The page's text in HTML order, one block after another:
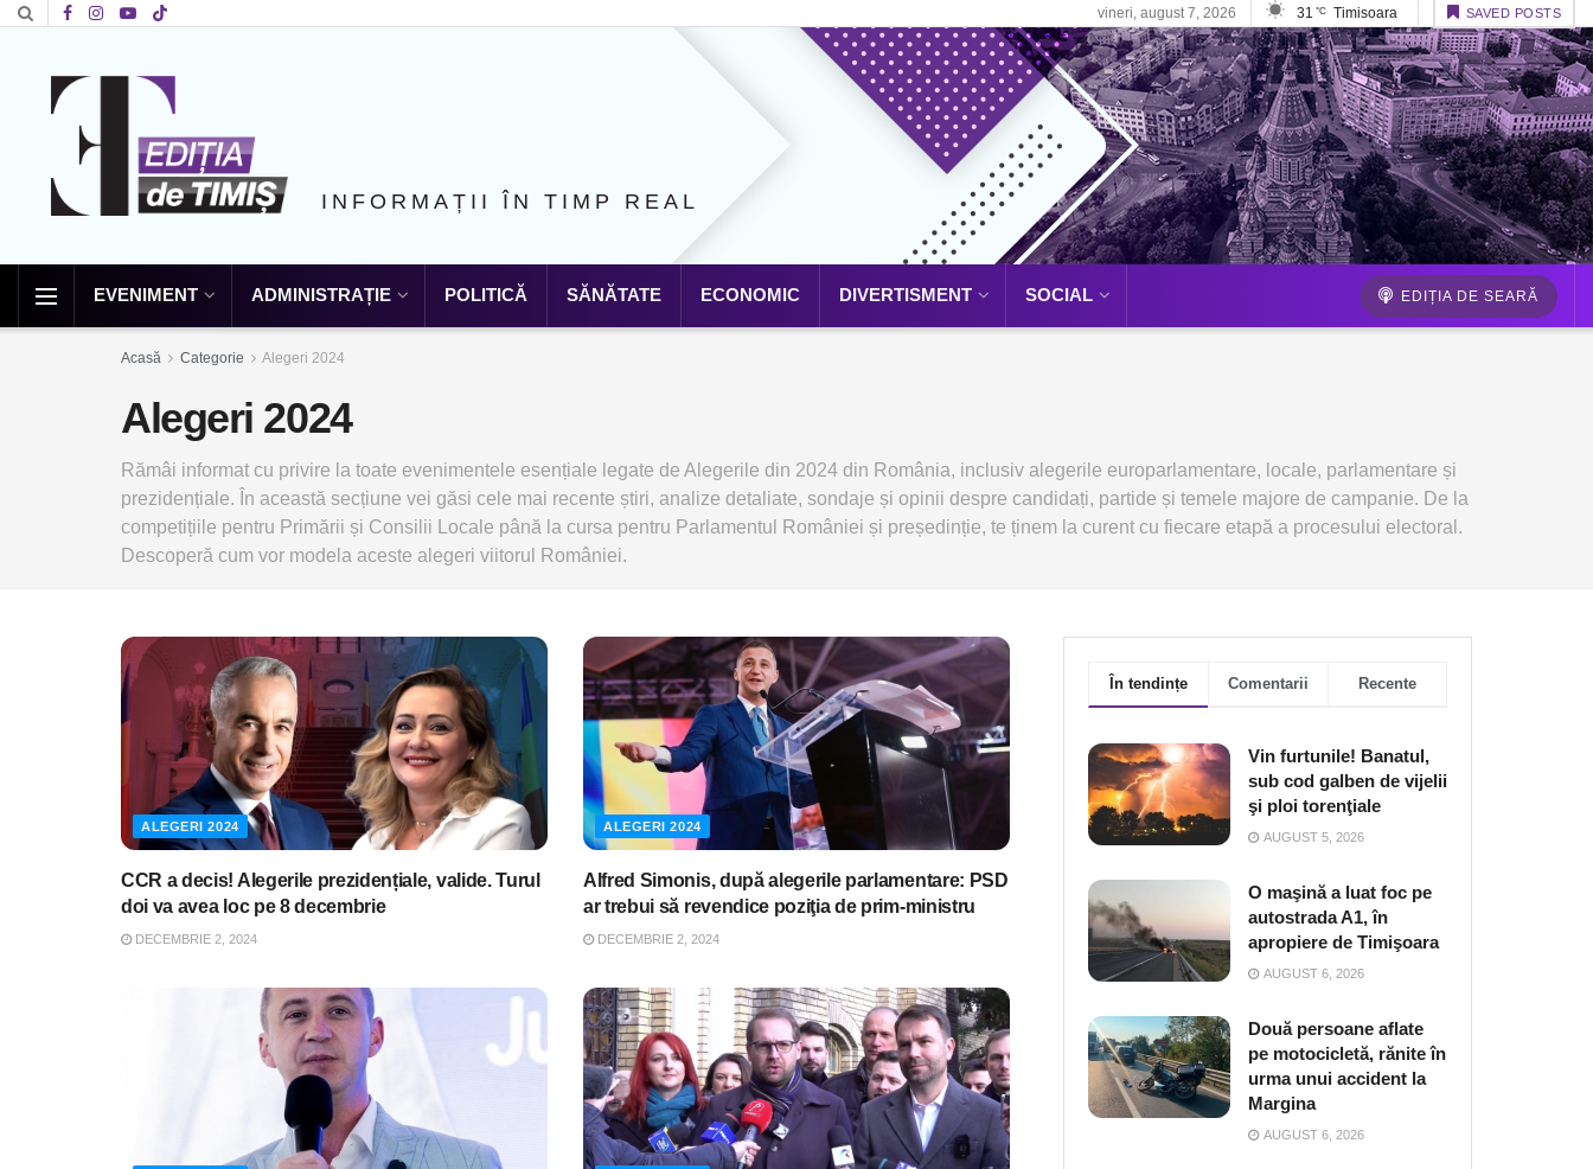
vineri, august 7, 2026 31 °C Timisoara SAVED POSTS
INFORMAȚII ÎN TIMP REAL
EVENIMENT ADMINISTRAȚIE POLITICĂ SĂNĂTATE ECONOMIC DIVERTISMENT SOCIAL EDIȚIA DE SEARĂ
Acasă Categorie Alegeri 2024
Alegeri 2024
Rămâi informat cu privire la toate evenimentele esențiale legate de Alegerile din 2024 din România, inclusiv alegerile europarlamentare, locale, parlamentare și
prezidențiale. În această secțiune vei găsi cele mai recente știri, analize detaliate, sondaje și opinii despre candidați, partide și temele majore de campanie. De la
competițiile pentru Primării și Consilii Locale până la cursa pentru Parlamentul României și președinție, te ținem la curent cu fiecare etapă a procesului electoral.
Descoperă cum vor modela aceste alegeri viitorul României.
ALEGERI 2024
CCR a decis! Alegerile prezidențiale, valide. Turul
doi va avea loc pe 8 decembrie
DECEMBRIE 2, 2024
ALEGERI 2024
Alfred Simonis, după alegerile parlamentare: PSD
ar trebui să revendice poziţia de prim-ministru
DECEMBRIE 2, 2024
În tendințe Comentarii Recente
Vin furtunile! Banatul,
sub cod galben de vijelii
şi ploi torenţiale
AUGUST 5, 2026
O maşină a luat foc pe
autostrada A1, în
apropiere de Timişoara
AUGUST 6, 2026
Două persoane aflate
pe motocicletă, rănite în
urma unui accident la
Margina
AUGUST 6, 2026